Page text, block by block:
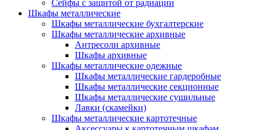
Сейфы с защитой от радиации
Шкафы металлические
Шкафы металлические бухгалтерские
Шкафы металлические архивные
Антресоли архивные
Шкафы архивные
Шкафы металлические одежные
Шкафы металлические гардеробные
Шкафы металлические секционные
Шкафы металлические сушильные
Лавки (скамейки)
Шкафы металлические картотечные